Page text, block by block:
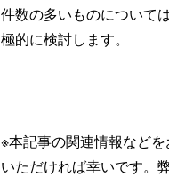
件数の多いものについて
極的に検討します。
※本記事の関連情報など
いただければ幸いです。